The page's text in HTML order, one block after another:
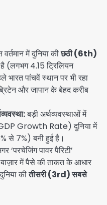
वर्तमान में दुनिया कीछठी (6th)
(लगभग 4.15 ट्रिलियन
पांचवें स्थान पर भी रहा
और जापान के बेहद करीब
बड़ी अर्थव्यवस्थाओं में
Growth Rate) दुनिया में
से 7%) बनी हुई है।
‘परचेजिंग पावर पैरिटी’
में पैसे की ताकत के आधार
कीतीसरी (3rd) सबसे